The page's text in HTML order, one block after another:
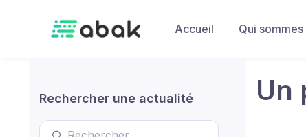
Accueil Qui sommes
Rechercher une actualité Un